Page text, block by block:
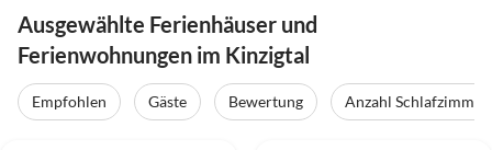
Ausgewählte Ferienhäuser und
Ferienwohnungen im Kinzigtal
Empfohlen Gäste Bewertung Anzahl Schlafzimmer
Top-Inserat